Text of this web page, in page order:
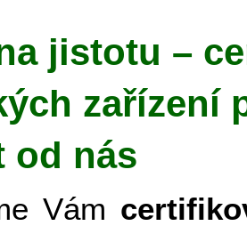
jistotu –
zařízení
od nás
Vám